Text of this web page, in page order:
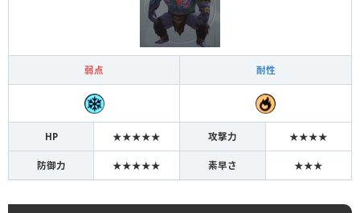
弱点 耐性
HP ★★★★★ 攻撃力 ★★★★
防御力 ★★★★★ 素早さ ★★★